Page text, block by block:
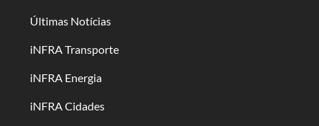
Últimas Notícias
iNFRA Transporte
iNFRA Energia
iNFRA Cidades